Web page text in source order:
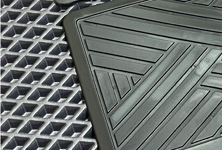
Водительский коврик 1100 1800
В корзину
Коврик переднего пассажира1100 1800
В корзину
Два задних коврика 1400 2300
В корзину
Багажник